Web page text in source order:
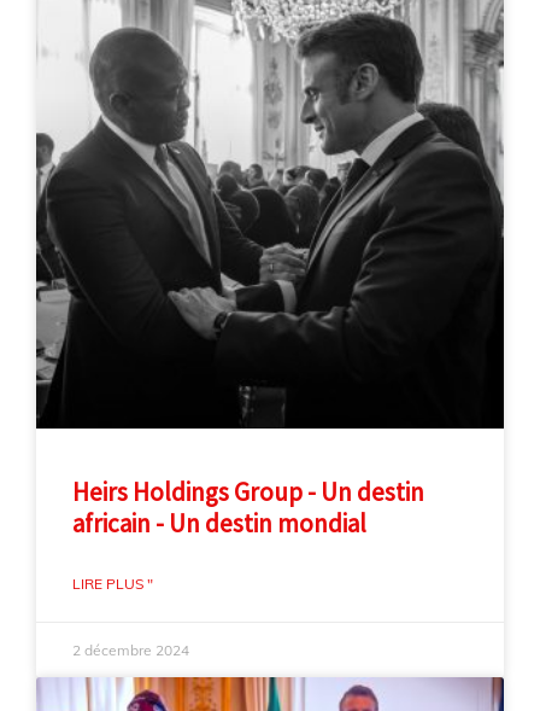
Heirs Holdings Group - Un destin
africain - Un destin mondial
LIRE PLUS "
2 décembre 2024